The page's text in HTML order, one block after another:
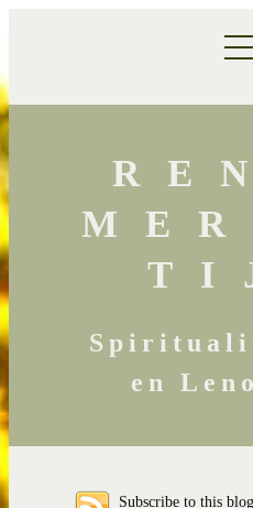
en
Subscribe to this blog